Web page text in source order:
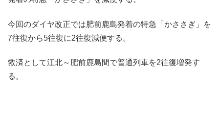
今回のダイヤ改正では肥前鹿島発着の特急「かささぎ」を
7往復から5往復に2往復減便する。
救済として江北～肥前鹿島間で普通列車を2往復増発す
る。